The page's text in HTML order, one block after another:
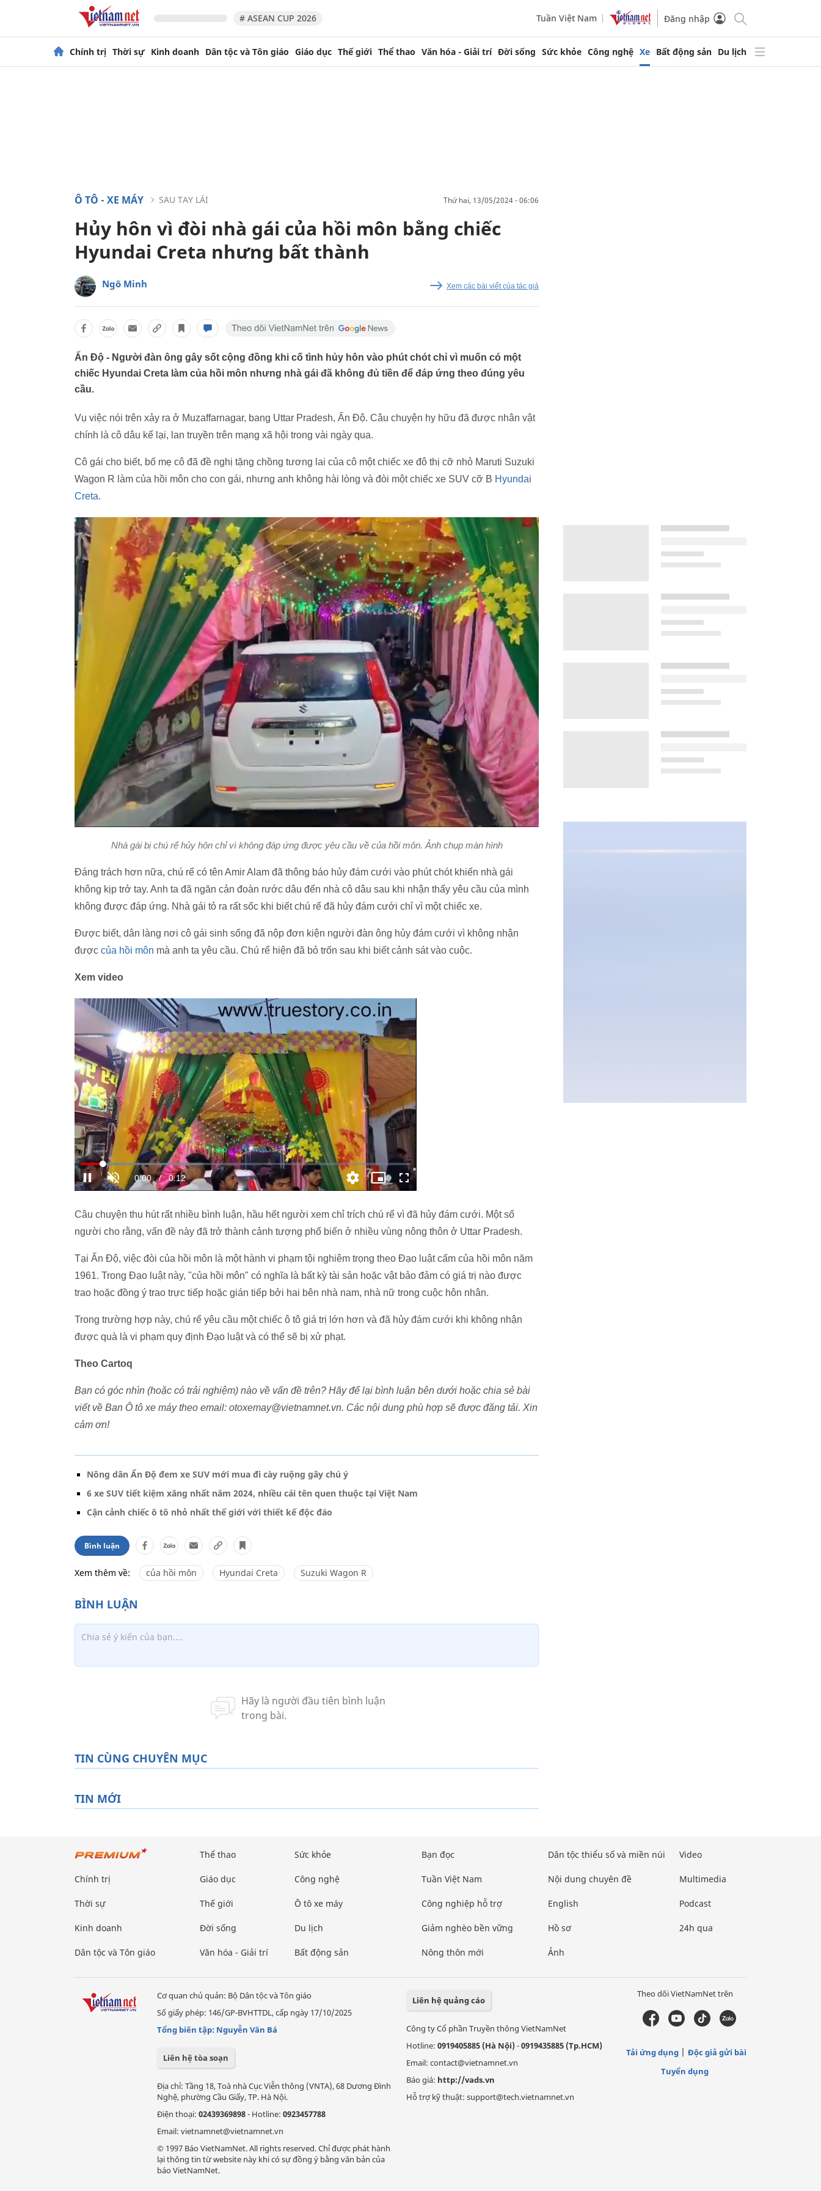
# ASEAN CUP 2026 Tuần Việt Nam Đăng nhập
Chính trị Thời sự Kinh doanh Dân tộc và Tôn giáo Giáo dục Thế giới Thể thao Văn hóa - Giải trí Đời sống Sức khỏe Công nghệ Xe Bất động sản Du lịch
Ô TÔ - XE MÁY SAU TAY LÁI thứ hai, 13/05/2024 - 06:06
Hủy hôn vì đòi nhà gái của hồi môn bằng chiếc
Hyundai Creta nhưng bất thành
Ngô Minh Xem các bài viết của tác giả
Ấn Độ - Người đàn ông gây sốt cộng đồng khi cố tình hủy hôn vào phút chót chỉ vì muốn có một
chiếc Hyundai Creta làm của hồi môn nhưng nhà gái đã không đủ tiền để đáp ứng theo đúng yêu
cầu.
Vụ việc nói trên xảy ra ở Muzaffarnagar, bang Uttar Pradesh, Ấn Độ. Câu chuyện hy hữu đã được nhân vật
chính là cô dâu kể lại, lan truyền trên mạng xã hội trong vài ngày qua.
Cô gái cho biết, bố mẹ cô đã đề nghị tặng chồng tương lai của cô một chiếc xe đô thị cỡ nhỏ Maruti Suzuki
Wagon R làm của hồi môn cho con gái, nhưng anh không hài lòng và đòi một chiếc xe SUV cỡ B Hyundai
Creta.
Nhà gái bị chú rể hủy hôn chỉ vì không đáp ứng được yêu cầu về của hồi môn. Ảnh chụp màn hình
Đáng trách hơn nữa, chú rể có tên Amir Alam đã thông báo hủy đám cưới vào phút chót khiến nhà gái
không kịp trở tay. Anh ta đã ngăn cản đoàn rước dâu đến nhà cô dâu sau khi nhận thấy yêu cầu của mình
không được đáp ứng. Nhà gái tỏ ra rất sốc khi biết chú rể đã hủy đám cưới chỉ vì một chiếc xe.
Được biết, dân làng nơi cô gái sinh sống đã nộp đơn kiện người đàn ông hủy đám cưới vì không nhận
được của hồi môn mà anh ta yêu cầu. Chú rể hiện đã bỏ trốn sau khi biết cảnh sát vào cuộc.
Xem video
Câu chuyện thu hút rất nhiều bình luận, hầu hết người xem chỉ trích chú rể vì đã hủy đám cưới. Một số
người cho rằng, vấn đề này đã trở thành cảnh tượng phổ biến ở nhiều vùng nông thôn ở Uttar Pradesh.
Tại Ấn Độ, việc đòi của hồi môn là một hành vi phạm tội nghiêm trọng theo Đạo luật cấm của hồi môn năm
1961. Trong Đạo luật này, "của hồi môn" có nghĩa là bất kỳ tài sản hoặc vật bảo đảm có giá trị nào được
trao hoặc đồng ý trao trực tiếp hoặc gián tiếp bởi hai bên nhà nam, nhà nữ trong cuộc hôn nhân.
Trong trường hợp này, chú rể yêu cầu một chiếc ô tô giá trị lớn hơn và đã hủy đám cưới khi không nhận
được quà là vi phạm quy định Đạo luật và có thể sẽ bị xử phạt.
Theo Cartoq
Bạn có góc nhìn (hoặc có trải nghiệm) nào về vấn đề trên? Hãy để lại bình luận bên dưới hoặc chia sẻ bài
viết về Ban Ô tô xe máy theo email: otoxemay@vietnamnet.vn. Các nội dung phù hợp sẽ được đăng tải. Xin
cảm ơn!
Nông dân Ấn Độ đem xe SUV mới mua đi cày ruộng gây chú ý
6 xe SUV tiết kiệm xăng nhất năm 2024, nhiều cái tên quen thuộc tại Việt Nam
Cận cảnh chiếc ô tô nhỏ nhất thế giới với thiết kế độc đáo
Bình luận
Xem thêm về: của hồi môn Hyundai Creta Suzuki Wagon R
TIN CÙNG CHUYÊN MỤC
TIN MỚI
Chính trị
Thời sự
Kinh doanh
Dân tộc và Tôn giáo
Thể thao
Giáo dục
Thế giới
Đời sống
Văn hóa - Giải trí
Sức khỏe
Công nghệ
Ô tô xe máy
Du lịch
Bất động sản
Bạn đọc
Tuần Việt Nam
Công nghiệp hỗ trợ
Giảm nghèo bền vững
Nông thôn mới
Dân tộc thiểu số và miền núi
Nội dung chuyên đề
English
Hồ sơ
Ảnh
Video
Multimedia
Podcast
24h qua
Cơ quan chủ quản: Bộ Dân tộc và Tôn giáo
Số giấy phép: 146/GP-BVHTTDL, cấp ngày 17/10/2025
Tổng biên tập: Nguyễn Văn Bá
Liên hệ tòa soạn
Địa chỉ: Tầng 18, Toà nhà Cục Viễn thông (VNTA), 68 Dương Đình
Nghệ, phường Cầu Giấy, TP. Hà Nội.
Điện thoại: 02439369898- Hotline: 0923457788
Email: vietnamnet@vietnamnet.vn
© 1997 Báo VietNamNet. All rights reserved. Chỉ được phát hành
lại thông tin từ website này khi có sự đồng ý bằng văn bản của
báo VietNamNet.
Liên hệ quảng cáo
Công ty Cổ phần Truyền thông VietNamNet
Hotline: 0919405885 (Hà Nội)-0919435885 (Tp.HCM)
Email: contact@vietnamnet.vn
Báo giá: http://vads.vn
Hỗ trợ kỹ thuật: support@tech.vietnamnet.vn
Theo dõi VietNamNet trên
Tải ứng dụng
Độc giả gửi bài
Tuyển dụng